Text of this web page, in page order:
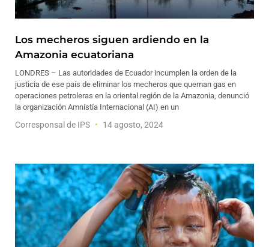
Los mecheros siguen ardiendo en la
Amazonia ecuatoriana
LONDRES – Las autoridades de Ecuador incumplen la orden de la
justicia de ese país de eliminar los mecheros que queman gas en
operaciones petroleras en la oriental región de la Amazonia, denunció
la organización Amnistía Internacional (AI) en un
Corresponsal de IPS 14 agosto, 2024